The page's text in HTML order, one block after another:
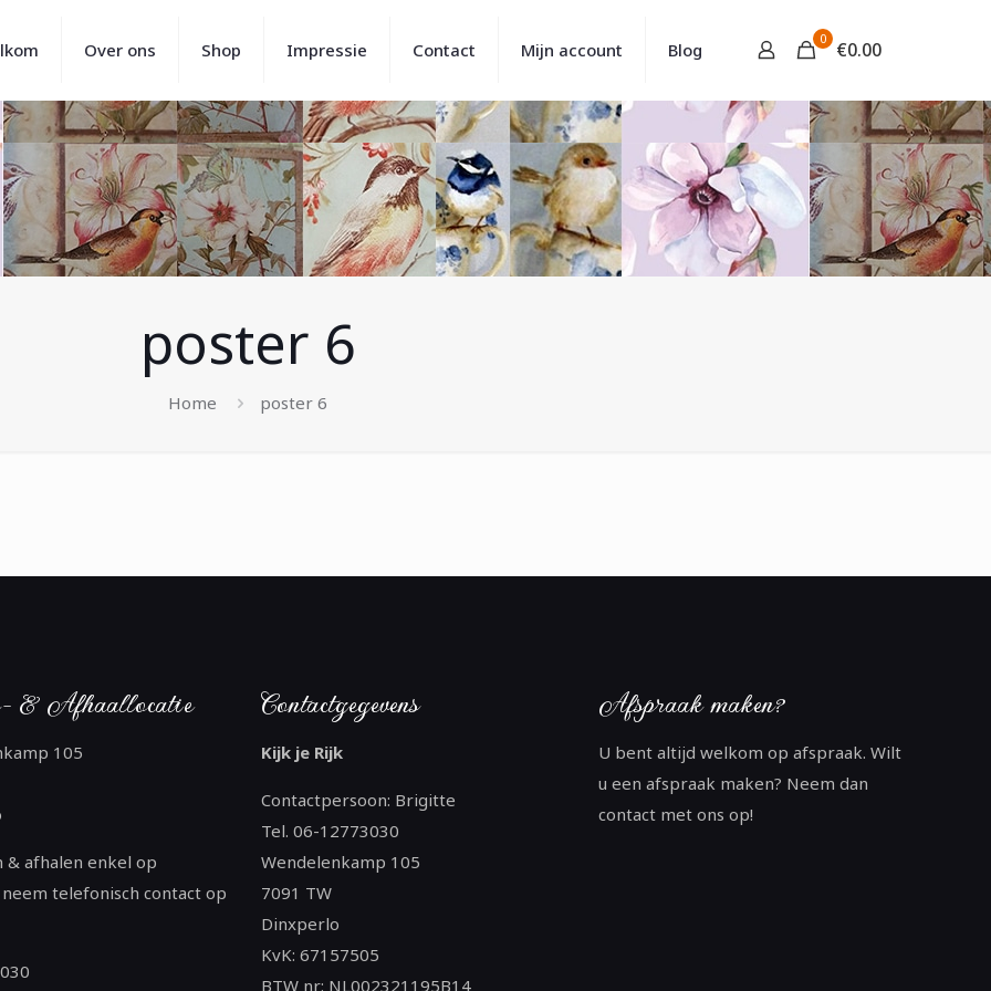
Over ons Shop Impressie Contact Mijn account Blog
0 €0.00
poster 6
Home poster 6
& Afhaallocatie
105
& afhalen enkel op
telefonisch contact op
Contactgegevens
Kijk je Rijk
Contactpersoon: Brigitte
Tel. 06-12773030
Wendelenkamp 105
7091 TW
Dinxperlo
KvK: 67157505
BTW nr: NL002321195B14
Afspraak maken?
U bent altijd welkom op afspraak. Wilt
u een afspraak maken? Neem dan
contact met ons op!